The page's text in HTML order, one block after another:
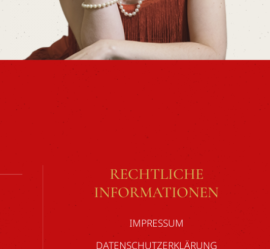
RECHTLICHE
INFORMATIONEN
IMPRESSUM
DATENSCHUTZERKLÄRUNG